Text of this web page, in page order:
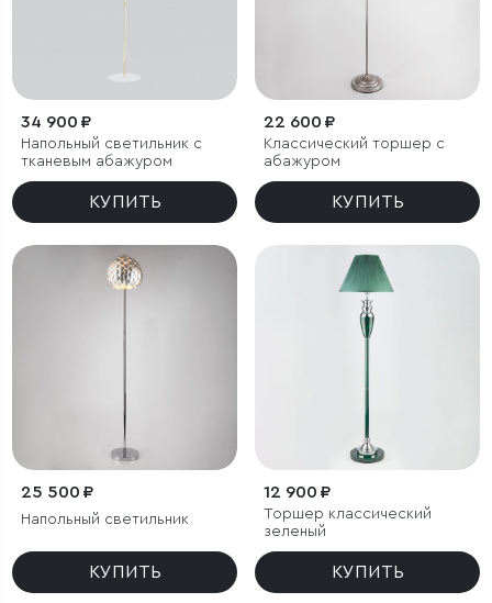
34 900 ₽
Напольный светильник с
тканевым абажуром
КУПИТЬ
22 600 ₽
Классический торшер с
абажуром
КУПИТЬ
25 500 ₽
Напольный светильник
КУПИТЬ
12 900 ₽
Торшер классический
зеленый
КУПИТЬ